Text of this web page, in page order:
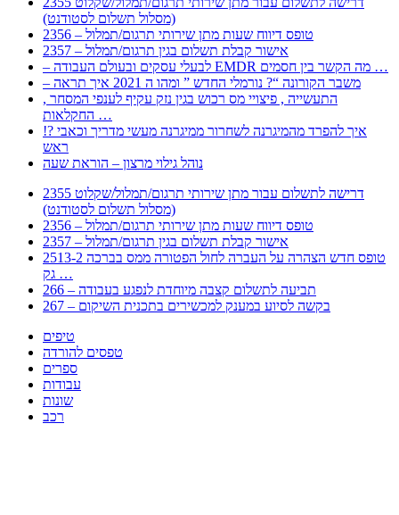
(מסלול תשלום לסטודנט)
2356 – טופס דיווח שעות מתן שירותי תרגום/תמלול
2357 – אישור קבלת תשלום בגין תרגום/תמלול
– לבעלי עסקים ובעולם העבודה EMDR מה הקשר בין חסמים …
– משבר הקורונה “? נורמלי החדש ” ומהו ה 2021 איך תראה
, התעשייה , פיצויי מס רכוש בגין נזק עקיף לענפי המסחר
החקלאות …
!? איך להפרד מהמיגרנה לשחרור ממיגרנה מעשי מדריך וכאבי
ראש
נוהל גילוי מרצון – הוראת שעה
2355 דרישה לתשלום עבור מתן שירותי תרגום/תמלול/שקלוט
(מסלול תשלום לסטודנט)
2356 – טופס דיווח שעות מתן שירותי תרגום/תמלול
2357 – אישור קבלת תשלום בגין תרגום/תמלול
2513-2 טופס חדש הצהרה על העברה לחול הפטורה ממס בברכה
גק …
266 – תביעה לתשלום קצבה מיוחדת לנפגע בעבודה
267 – בקשה לסיוע במענק למכשירים בתכנית השיקום
טיפים
טפסים להורדה
ספרים
עבודות
שונות
רכב